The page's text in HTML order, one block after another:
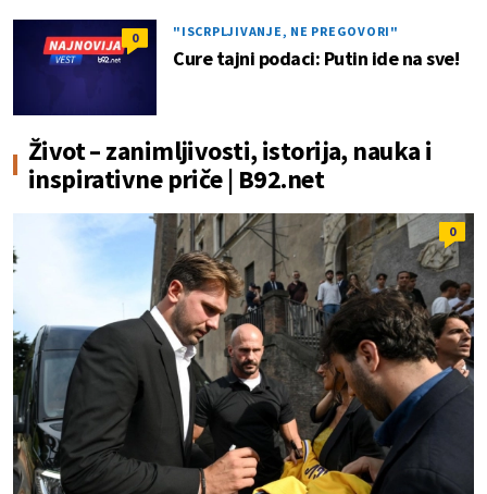
0 "ISCRPLJIVANJE, NE PREGOVORI"
Cure tajni podaci: Putin ide na sve!
Život – zanimljivosti, istorija, nauka i
inspirativne priče | B92.net
0